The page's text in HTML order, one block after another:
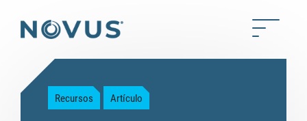
Back to home Toggle
Recursos Artículo